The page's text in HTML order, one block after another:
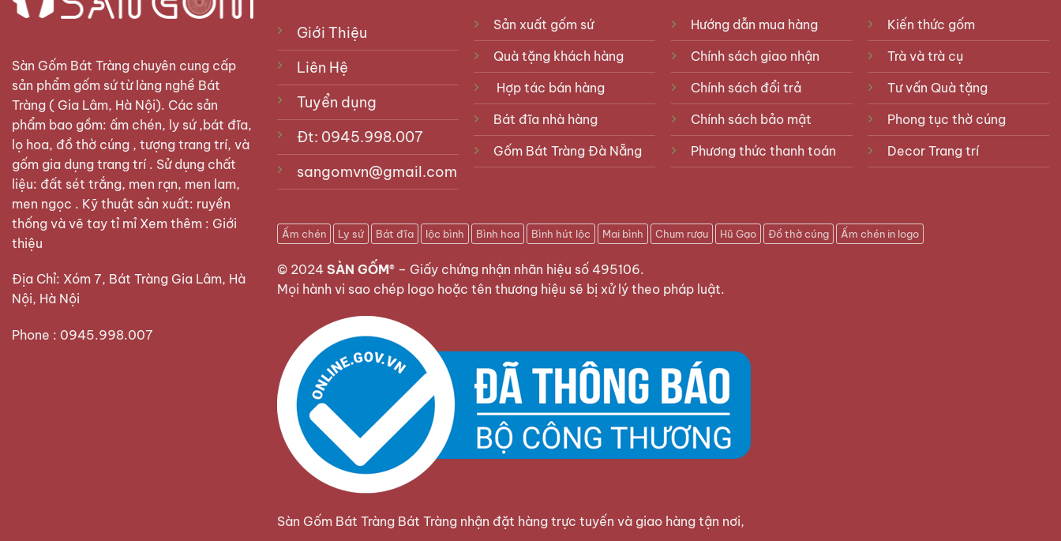
Sàn Gốm Bát Tràng chuyên cung cấp
sản phẩm gốm sứ từ làng nghề Bát
Tràng ( Gia Lâm, Hà Nội). Các sản
phẩm bao gồm: ấm chén, ly sứ ,bát đĩa,
lọ hoa, đồ thờ cúng , tượng trang trí, và
gốm gia dụng trang trí . Sử dụng chất
liệu: đất sét trắng, men rạn, men lam,
men ngọc . Kỹ thuật sản xuất: ruyền
thống và vẽ tay tỉ mỉ Xem thêm : Giới
thiệu
Địa Chỉ: Xóm 7, Bát Tràng Gia Lâm, Hà
Nội, Hà Nội
Phone : 0945.998.007
Giới Thiệu
Liên Hệ
Tuyển dụng
Đt: 0945.998.007
sangomvn@gmail.com
Sản xuất gốm sứ
Quà tặng khách hàng
Hợp tác bán hàng
Bát đĩa nhà hàng
Gốm Bát Tràng Đà Nẵng
Hướng dẫn mua hàng
Chính sách giao nhận
Chính sách đổi trả
Chính sách bảo mật
Phương thức thanh toán
Kiến thức gốm
Trà và trà cụ
Tư vấn Quà tặng
Phong tục thờ cúng
Decor Trang trí
Ấm chén Ly sứ Bát đĩa lộc bình Bình hoa Bình hút lộc Mai bình Chum rượu Hũ Gạo Đồ thờ cúng Ấm chén in logo
© 2024 SÀN GỐM® – Giấy chứng nhận nhãn hiệu số 495106.
Mọi hành vi sao chép logo hoặc tên thương hiệu sẽ bị xử lý theo pháp luật.
Sàn Gốm Bát Tràng Bát Tràng nhận đặt hàng trực tuyến và giao hàng tận nơi,